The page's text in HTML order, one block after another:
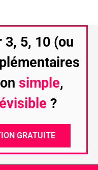
5, 10 (ou
simple,
?
GRATUITE